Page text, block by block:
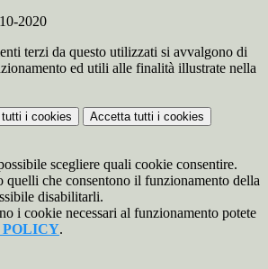
2020
terzi da questo utilizzati si avvalgono di
ed utili alle finalità illustrate nella
tutti i cookies Accetta tutti i cookies
scegliere quali cookie consentire.
quelli che consentono il funzionamento della
disabilitarli.
i cookie necessari al funzionamento potete
POLICY.